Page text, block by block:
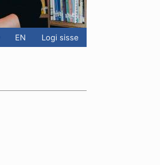
EN Logi sisse